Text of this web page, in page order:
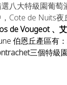
八大特級園葡
Cote de Nuits夜
de Vougeot 、
伯恩丘產區有：
三個特級